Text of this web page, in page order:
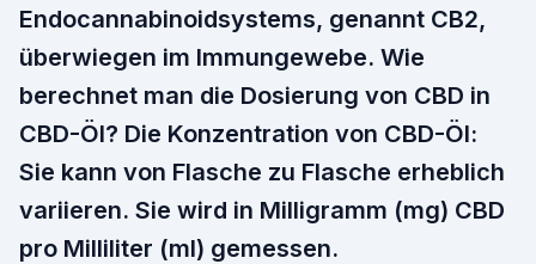
Endocannabinoidsystems, genannt CB2,
überwiegen im Immungewebe. Wie
berechnet man die Dosierung von CBD in
CBD-Öl? Die Konzentration von CBD-Öl:
Sie kann von Flasche zu Flasche erheblich
variieren. Sie wird in Milligramm (mg) CBD
pro Milliliter (ml) gemessen.